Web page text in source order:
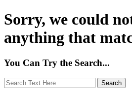
Sorry, we could
anything that
You Can Try the Search...